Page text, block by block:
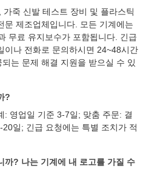
죽 신발 테스트 장비 및 플라스틱
문 제조업체입니다. 모든 기계에는
무료 유지보수가 포함됩니다. 긴급
이나 전화로 문의하시면 24~48시간
는 문제 해결 지원을 받으실 수 있
?
: 영업일 기준 3-7일; 맞춤 주문: 결
일; 긴급 요청에는 특별 조치가 적
까? 나는 기계에 내 로고를 가질 수